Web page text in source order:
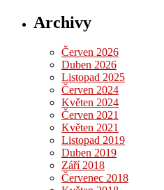
Archivy
Červen 2026
Duben 2026
Listopad 2025
Červen 2024
Květen 2024
Červen 2021
Květen 2021
Listopad 2019
Duben 2019
Září 2018
Červenec 2018